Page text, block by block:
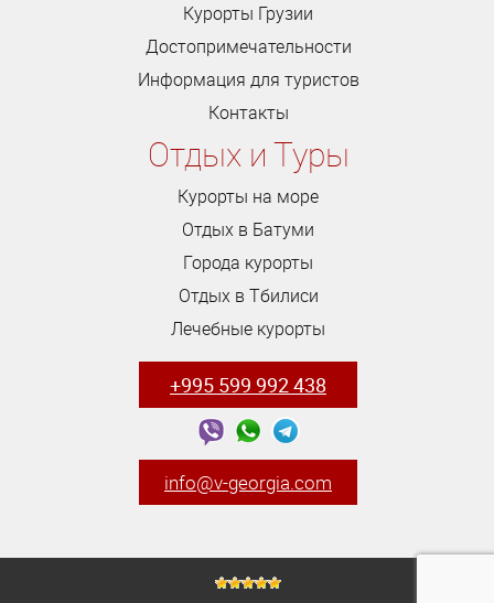
Курорты Грузии
Достопримечательности
Информация для туристов
Контакты
Отдых и Туры
Курорты на море
Отдых в Батуми
Города курорты
Отдых в Тбилиси
Лечебные курорты
+995 599 992 438
info@v-georgia.com